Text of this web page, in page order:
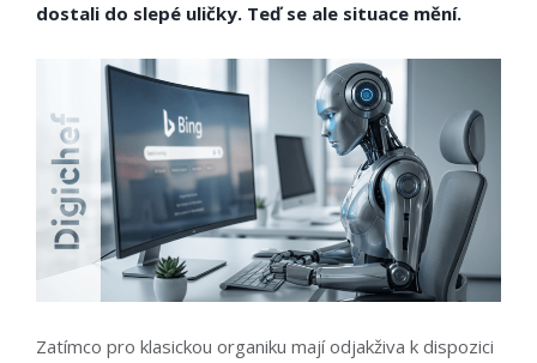
dostali do slepé uličky. Teď se ale situace mění.
Zatímco pro klasickou organiku mají odjakživa k dispozici